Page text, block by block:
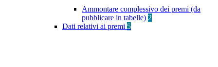
Ammontare complessivo dei premi (da
pubblicare in tabelle) 2
Dati relativi ai premi 5